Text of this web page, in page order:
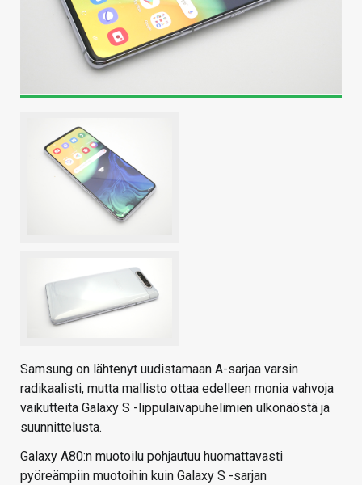
Samsung on lähtenyt uudistamaan A-sarjaa varsin
radikaalisti, mutta mallisto ottaa edelleen monia vahvoja
vaikutteita Galaxy S -lippulaivapuhelimien ulkonäöstä ja
suunnittelusta.
Galaxy A80:n muotoilu pohjautuu huomattavasti
pyöreämpiin muotoihin kuin Galaxy S -sarjan